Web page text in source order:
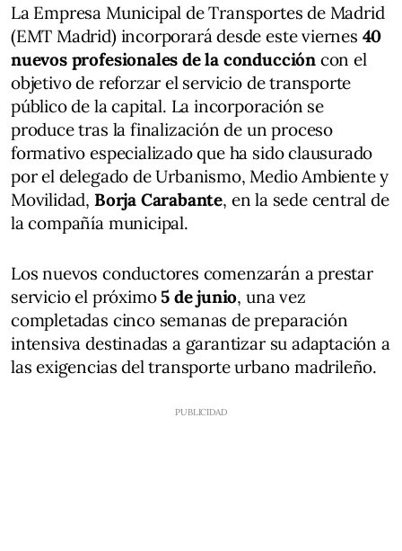
La Empresa Municipal de Transportes de Madrid
(EMT Madrid) incorporará desde este viernes 40
nuevos profesionales de la conduccióncon el
objetivo de reforzar el servicio de transporte
público de la capital. La incorporación se
produce tras la finalización de un proceso
formativo especializado que ha sido clausurado
por el delegado de Urbanismo, Medio Ambiente y
Movilidad, Borja Carabante, en la sede central de
la compañía municipal.
Los nuevos conductores comenzarán a prestar
servicio el próximo5 de junio, una vez
completadas cinco semanas de preparación
intensiva destinadas a garantizar su adaptación a
las exigencias del transporte urbano madrileño.